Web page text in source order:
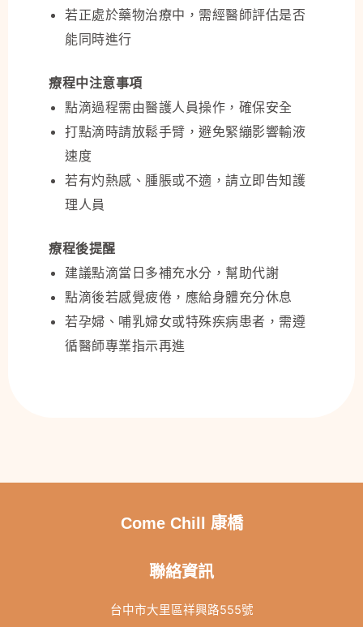
若正處於藥物治療中，需經醫師評估是否
能同時進行
療程中注意事項
點滴過程需由醫護人員操作，確保安全
打點滴時請放鬆手臂，避免緊繃影響輸液
速度
若有灼熱感、腫脹或不適，請立即告知護
理人員
療程後提醒
建議點滴當日多補充水分，幫助代謝
點滴後若感覺疲倦，應給身體充分休息
若孕婦、哺乳婦女或特殊疾病患者，需遵
循醫師專業指示再進
Come Chill 康橋
聯絡資訊
台中市大里區祥興路555號